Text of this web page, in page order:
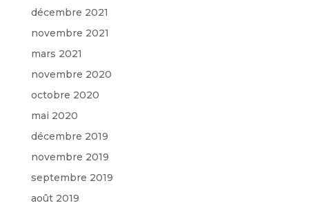
décembre 2021
novembre 2021
mars 2021
novembre 2020
octobre 2020
mai 2020
décembre 2019
novembre 2019
septembre 2019
août 2019